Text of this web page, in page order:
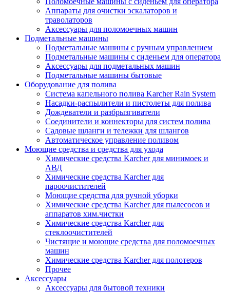
Аппараты для очистки эскалаторов и
траволаторов
Аксессуары для поломоечных машин
Подметальные машины
Подметальные машины с ручным управлением
Подметальные машины с сиденьем для оператора
Аксессуары для подметальных машин
Подметальные машины бытовые
Оборудование для полива
Система капельного полива Karcher Rain System
Насадки-распылители и пистолеты для полива
Дождеватели и разбрызгиватели
Соединители и коннекторы для систем полива
Садовые шланги и тележки для шлангов
Автоматическое управление поливом
Моющие средства и средства для ухода
Химические средства Karcher для минимоек и
АВД
Химические средства Karcher для
пароочистителей
Моющие средства для ручной уборки
Химические средства Karcher для пылесосов и
аппаратов хим.чистки
Химические средства Karcher для
стеклоочистителей
Чистящие и моющие средства для поломоечных
машин
Химические средства Karcher для полотеров
Прочее
Аксессуары
Аксессуары для бытовой техники